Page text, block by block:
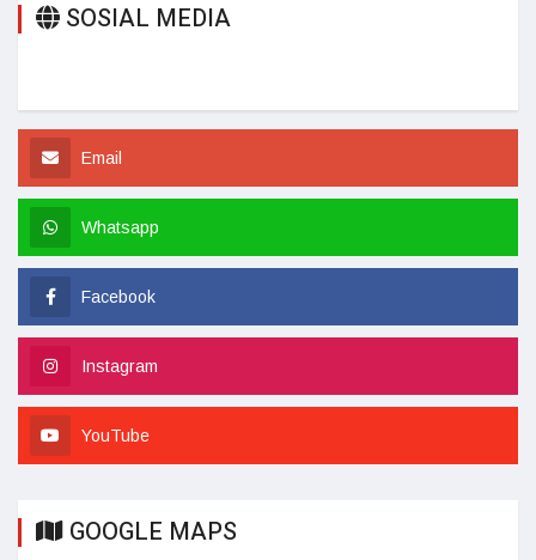
SOSIAL MEDIA
Email
Whatsapp
Facebook
Instagram
YouTube
GOOGLE MAPS